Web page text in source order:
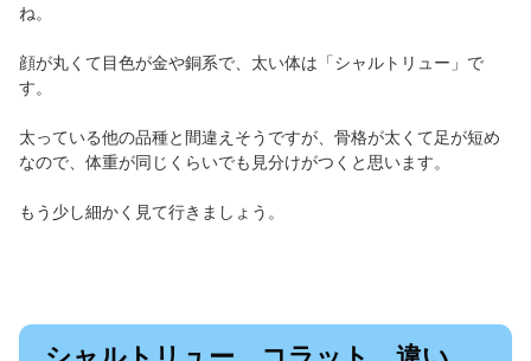
ね。
顔が丸くて目色が金や銅系で、太い体は「シャルトリュー」で
す。
太っている他の品種と間違えそうですが、骨格が太くて足が短め
なので、体重が同じくらいでも見分けがつくと思います。
もう少し細かく見て行きましょう。